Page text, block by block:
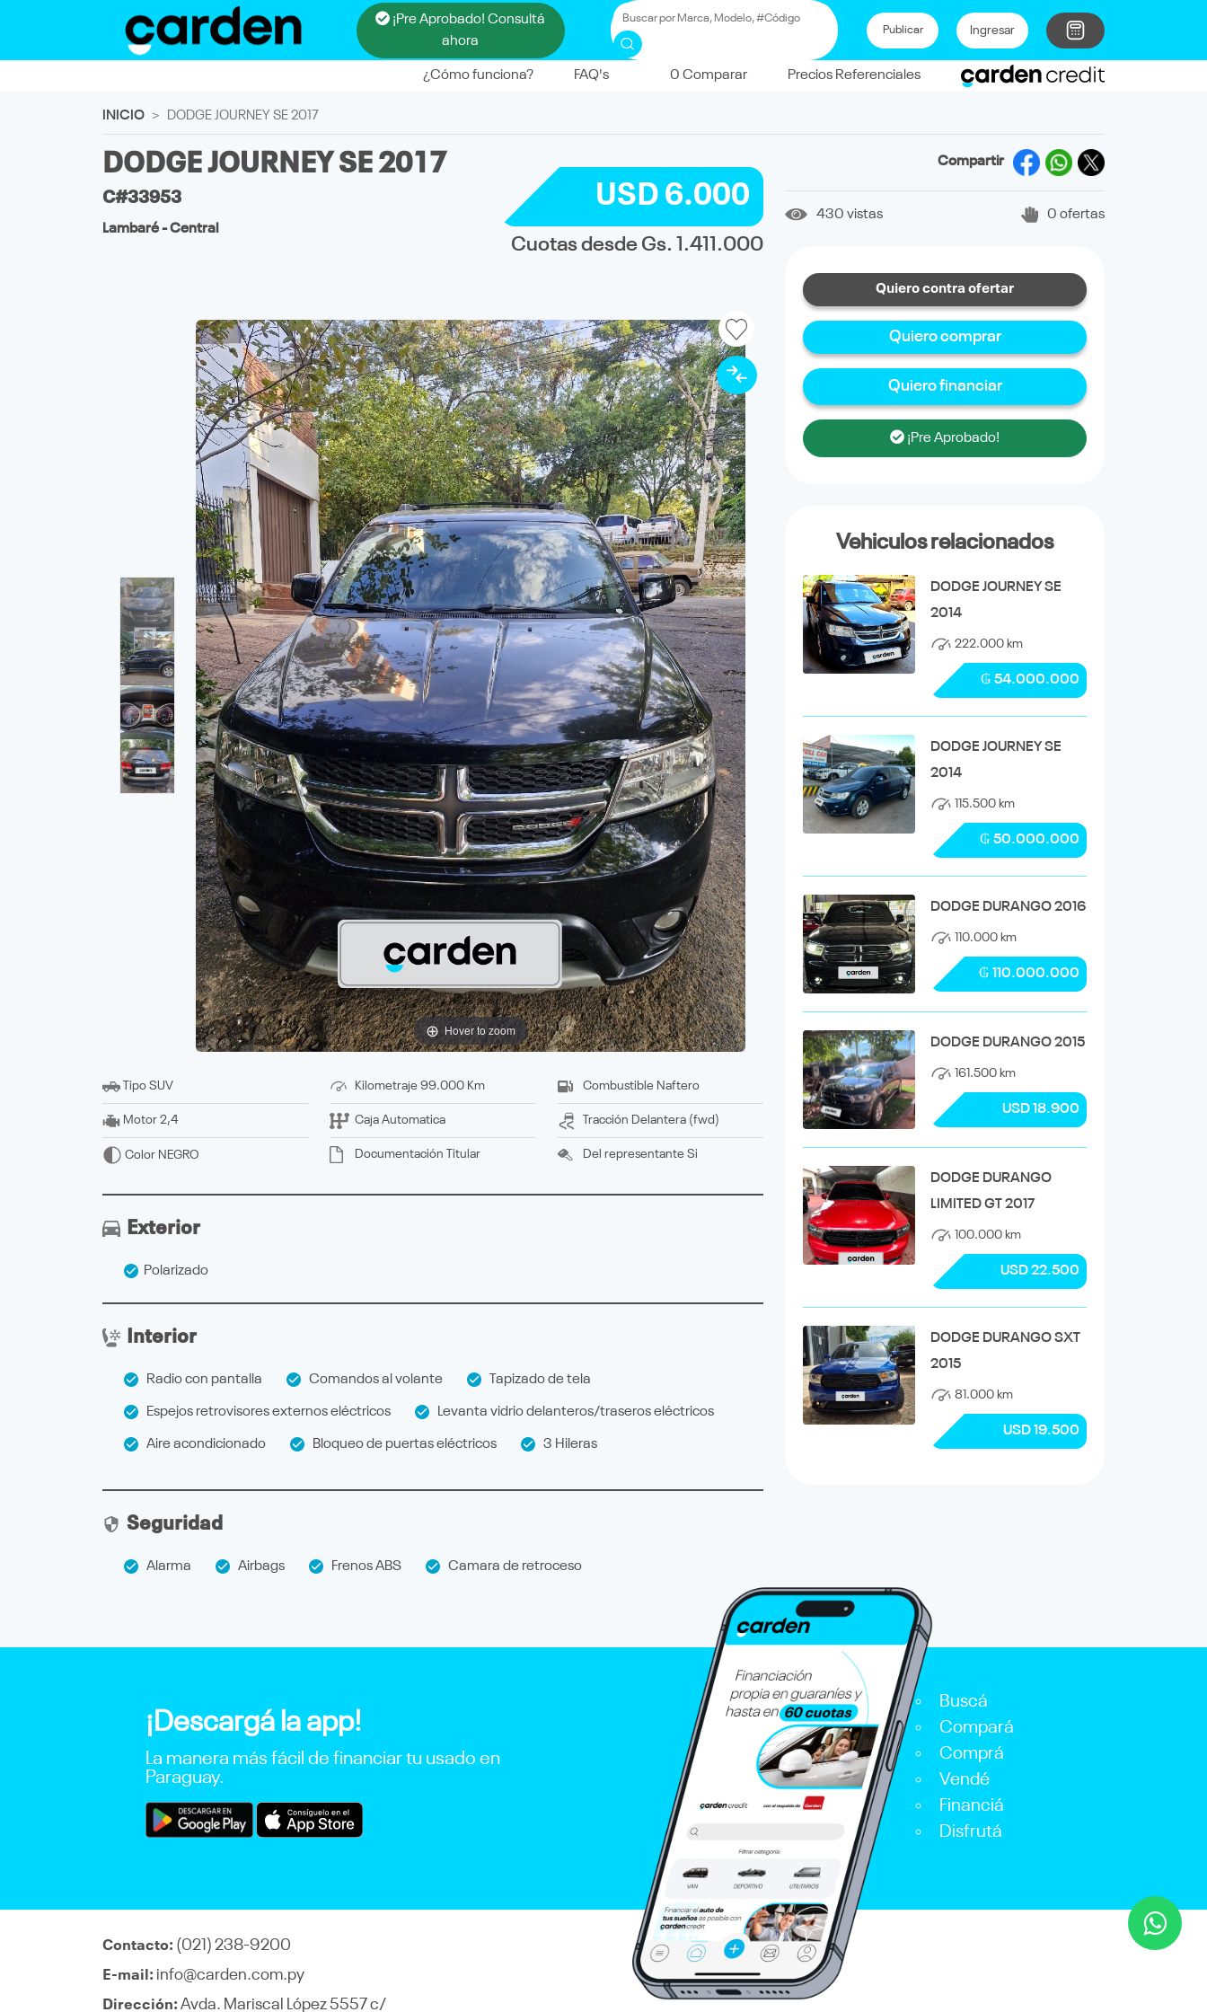
¡Pre Aprobado! Consultá
ahora
Publicar Ingresar
¿Cómo funciona? FAQ's 0 Comparar Precios Referenciales
INICIO DODGE JOURNEY SE 2017
DODGE JOURNEY SE 2017
C#33953
Lambaré - Central
USD 6.000
Cuotas desde Gs. 1.411.000
Hover to zoom
Tipo SUV
Motor 2,4
Color NEGRO
Kilometraje 99.000 Km
Caja Automatica
Documentación titular
Combustible Naftero
Tracción delantera (fwd)
Del representante Si
Exterior
Polarizado
Interior
Radio con pantalla Comandos al volante Tapizado de tela
Espejos retrovisores externos eléctricos Levanta vidrio delanteros/traseros eléctricos
Aire acondicionado Bloqueo de puertas eléctricos 3 Hileras
Seguridad
Alarma Airbags Frenos ABS Camara de retroceso
Compartir
430 vistas 0 ofertas
Quiero contra ofertar
Quiero comprar
Quiero financiar
¡Pre Aprobado!
Vehiculos relacionados
DODGE JOURNEY SE
2014
222.000 km
₲ 54.000.000
DODGE JOURNEY SE
2014
115.500 km
₲ 50.000.000
DODGE DURANGO 2016
110.000 km
₲ 110.000.000
DODGE DURANGO 2015
161.500 km
USD 18.900
DODGE DURANGO
LIMITED GT 2017
100.000 km
USD 22.500
DODGE DURANGO SXT
2015
81.000 km
USD 19.500
¡Descargá la app!
La manera más fácil de financiar tu usado en
Paraguay.
Buscá
Compará
Comprá
Vendé
Financiá
Disfrutá
Contacto: (021) 238-9200
E-mail: info@carden.com.py
Dirección: Avda. Mariscal López 5557 c/